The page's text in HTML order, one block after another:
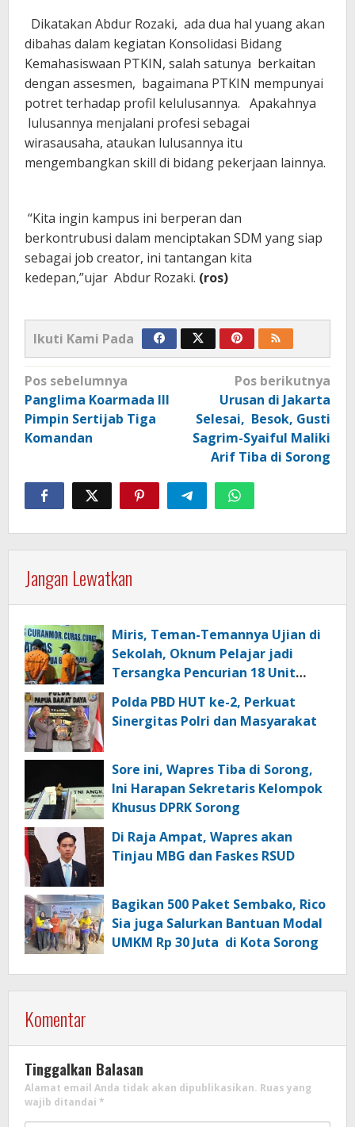
Dikatakan Abdur Rozaki, ada dua hal yuang akan
dibahas dalam kegiatan Konsolidasi Bidang
Kemahasiswaan PTKIN, salah satunya berkaitan
dengan assesmen, bagaimana PTKIN mempunyai
potret terhadap profil kelulusannya. Apakahnya
lulusannya menjalani profesi sebagai
wirasausaha, ataukan lulusannya itu
mengembangkan skill di bidang pekerjaan lainnya.
“Kita ingin kampus ini berperan dan
berkontrubusi dalam menciptakan SDM yang siap
sebagai job creator, ini tantangan kita
kedepan,”ujar Abdur Rozaki. (ros)
Ikuti Kami Pada
Navigasi
pos
Pos sebelumnya
Panglima Koarmada III
Pimpin Sertijab Tiga
Komandan
Pos berikutnya
Urusan di Jakarta
Selesai, Besok, Gusti
Sagrim-Syaiful Maliki
Arif Tiba di Sorong
Jangan Lewatkan
Miris, Teman-Temannya Ujian di
Sekolah, Oknum Pelajar jadi
Tersangka Pencurian 18 Unit
Polda PBD HUT ke-2, Perkuat
Sinergitas Polri dan Masyarakat
Sore ini, Wapres Tiba di Sorong,
Ini Harapan Sekretaris Kelompok
Khusus DPRK Sorong
Di Raja Ampat, Wapres akan
Tinjau MBG dan Faskes RSUD
Bagikan 500 Paket Sembako, Rico
Sia juga Salurkan Bantuan Modal
UMKM Rp 30 Juta di Kota Sorong
Komentar
Tinggalkan Balasan
Alamat email Anda tidak akan dipublikasikan. Ruas yang
wajib ditandai *